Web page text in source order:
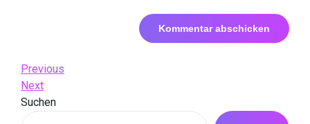
Beitrags-
Navigation
Previous
Post
Previous
Next
Post
Next
Suchen